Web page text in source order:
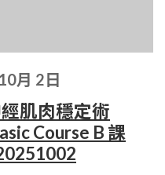
月 2日
肌肉穩定術
Course B 課